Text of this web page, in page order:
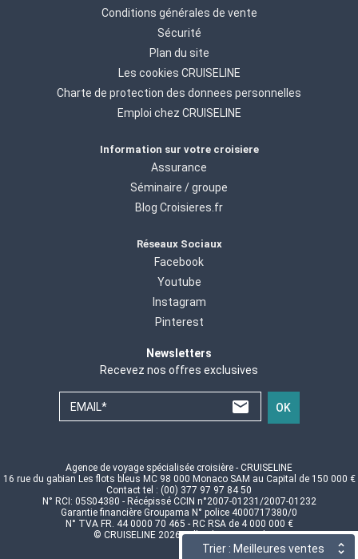
Trier : Meilleures ventes
Conditions générales de vente
Sécurité
Plan du site
Les cookies CRUISELINE
Charte de protection des donnees personnelles
Emploi chez CRUISELINE
Information sur votre croisiere
Assurance
Séminaire / groupe
Blog Croisieres.fr
Réseaux Sociaux
Facebook
Youtube
Instagram
Pinterest
Newsletters
Recevez nos offres exclusives
EMAIL* OK
Agence de voyage spécialisée croisière - CRUISELINE
16 rue du gabian Les flots bleus MC 98 000 Monaco SAM au Capital de 150 000 €
Contact tel : (00) 377 97 97 84 50
N° RCI: 05S04380 - Récépissé CCIN n°2007-01231/2007-01232
Garantie financière Groupama N° police 4000717380/0
N° TVA FR. 44 0000 70 465 - RC RSA de 4 000 000 €
© CRUISELINE 2026 - all rights reserved